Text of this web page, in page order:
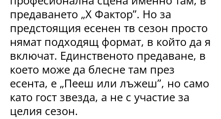
предаването „Х Фактор”. Но за
предстоящия есенен тв сезон просто
нямат подходящ формат, в който да я
включат. Единственото предаване, в
което може да блесне там през
есента, е „Пееш или лъжеш”, но само
като гост звезда, а не с участие за
целия сезон.